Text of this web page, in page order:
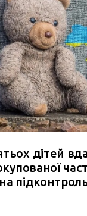
дітей